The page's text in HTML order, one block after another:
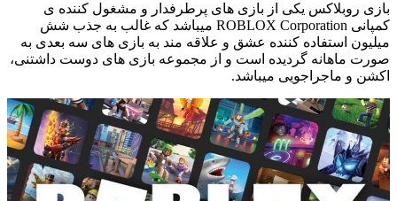
بازی روبلاکس یکی از بازی های پرطرفدار و مشغول کننده ی
کمپانی ROBLOX Corporation میباشد که غالب به جذب شش
میلیون استفاده کننده عشق و علاقه مند به بازی های سه بعدی به
صورت ماهانه گردیده‌ است و از مجموعه بازی های دوست داشتنی،
اکشن و ماجراجویی میباشد.